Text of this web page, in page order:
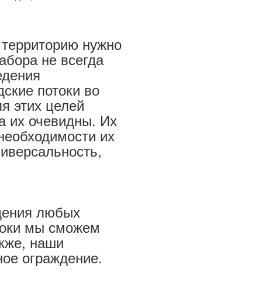
нужно
не всегда
потоки во
этих целей
их очевидны. Их
их
любых
мы сможем
наши
ограждение.